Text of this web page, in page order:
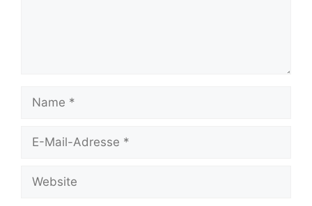
Name
Website